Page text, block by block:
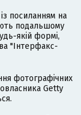
посиланням на
подальшому
якій формі,
"Інтерфакс-
фотографічних
Getty